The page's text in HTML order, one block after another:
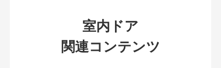
室内ドア
関連コンテンツ